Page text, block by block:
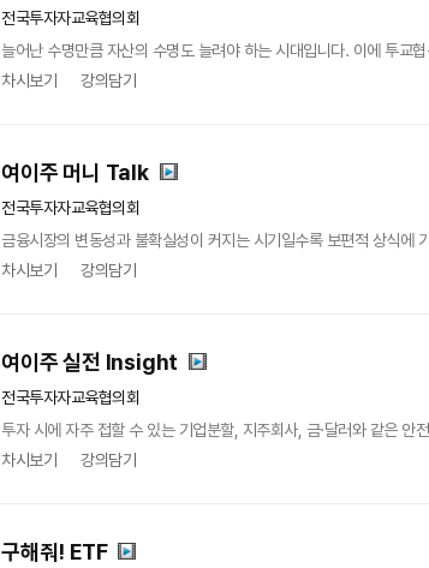
전국투자자교육협의회
늘어난 수명만큼 자산의 수명도 늘려야 하는 시대입니다. 이에 투교
차시보기
강의담기
여이주 머니 Talk
전국투자자교육협의회
금융시장의 변동성과 불확실성이 커지는 시기일수록 보편적 상식에
차시보기
강의담기
여이주 실전 Insight
전국투자자교육협의회
투자 시에 자주 접할 수 있는 기업분할, 지주회사, 금·달러와 같은
차시보기
강의담기
구해줘! ETF